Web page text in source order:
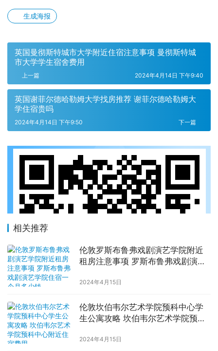
生成海报
英国曼彻斯特城市大学附近住宿注意事项 曼彻斯特城
市大学学生宿舍费用
上一篇 2024年4月14日 下午9:40
英国谢菲尔德哈勒姆大学找房推荐 谢菲尔德哈勒姆大
学住宿贵吗
下一篇
2024年4月14日 下午9:50
相关推荐
伦敦罗斯布鲁弗戏剧演艺学院附近
租房注意事项 罗斯布鲁弗戏剧演艺
2024年4月15日
伦敦坎伯韦尔艺术学院预科中心学
生公寓攻略 坎伯韦尔艺术学院预科
2024年4月15日